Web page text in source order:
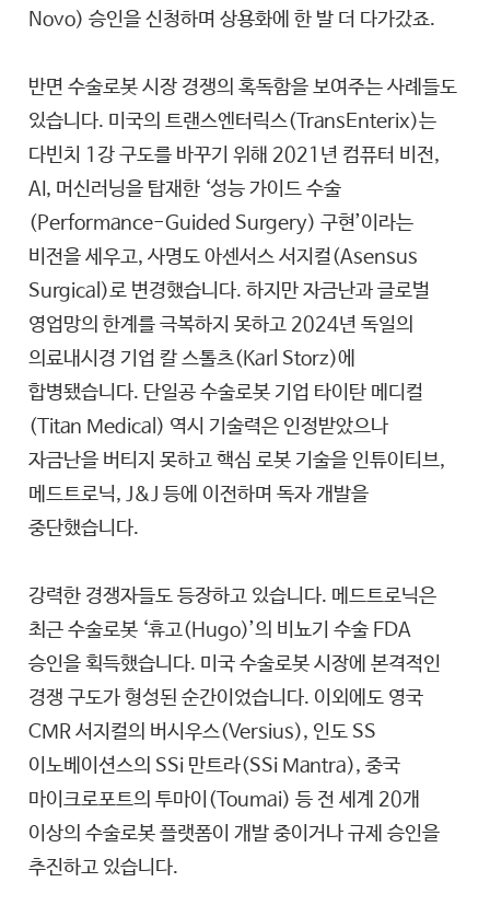
Novo) 승인을 신청하며 상용화에 한 발 더 다가갔죠.
반면 수술로봇 시장 경쟁의 혹독함을 보여주는 사례들도
있습니다. 미국의 트랜스엔터릭스(TransEnterix)는
다빈치 1강 구도를 바꾸기 위해 2021년 컴퓨터 비전,
AI, 머신러닝을 탑재한 ‘성능 가이드 수술
(Performance-Guided Surgery) 구현’이라는
비전을 세우고, 사명도 아센서스 서지컬(Asensus
Surgical)로 변경했습니다. 하지만 자금난과 글로벌
영업망의 한계를 극복하지 못하고 2024년 독일의
의료내시경 기업 칼 스톨츠(Karl Storz)에
합병됐습니다. 단일공 수술로봇 기업 타이탄 메디컬
(Titan Medical) 역시 기술력은 인정받았으나
자금난을 버티지 못하고 핵심 로봇 기술을 인튜이티브,
메드트로닉, J&J 등에 이전하며 독자 개발을
중단했습니다.
강력한 경쟁자들도 등장하고 있습니다. 메드트로닉은
최근 수술로봇 ‘휴고(Hugo)’의 비뇨기 수술 FDA
승인을 획득했습니다. 미국 수술로봇 시장에 본격적인
경쟁 구도가 형성된 순간이었습니다. 이외에도 영국
CMR 서지컬의 버시우스(Versius), 인도 SS
이노베이션스의 SSi 만트라(SSi Mantra), 중국
마이크로포트의 투마이(Toumai) 등 전 세계 20개
이상의 수술로봇 플랫폼이 개발 중이거나 규제 승인을
추진하고 있습니다.